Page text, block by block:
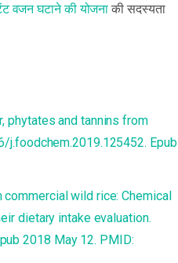
वजन घटाने की योजना की सदस्यता
phytates and tannins from
j.foodchem.2019.125452. Epub
commercial wild rice: Chemical
dietary intake evaluation.
2018 May 12. PMID: